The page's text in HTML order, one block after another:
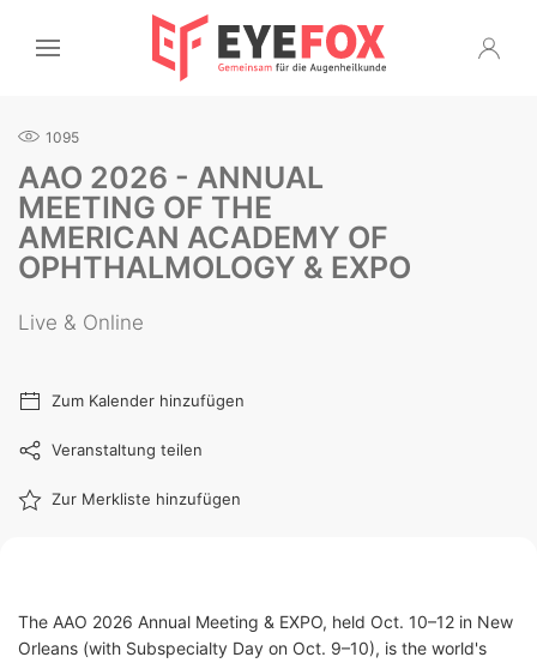
1095
AAO 2026 - ANNUAL
MEETING OF THE
AMERICAN ACADEMY OF
OPHTHALMOLOGY & EXPO
Live & Online
Zum Kalender hinzufügen
Veranstaltung teilen
Zur Merkliste hinzufügen
The AAO 2026 Annual Meeting & EXPO, held Oct. 10–12 in New
Orleans (with Subspecialty Day on Oct. 9–10), is the world's